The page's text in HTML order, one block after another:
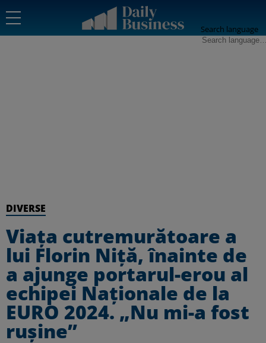
Search language
DIVERSE
Viața cutremurătoare a
lui Florin Niță, înainte de
a ajunge portarul-erou al
echipei Naționale de la
EURO 2024. „Nu mi-a fost
rușine”